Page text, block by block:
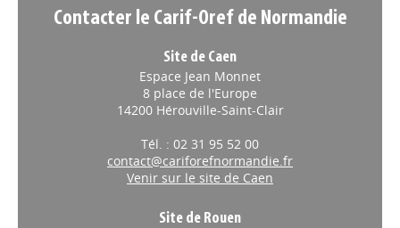
Contacter le Carif-Oref de Normandie
Site de Caen
Espace Jean Monnet
8 place de l'Europe
14200 Hérouville-Saint-Clair
Tél. : 02 31 95 52 00
contact@cariforefnormandie.fr
Venir sur le site de Caen
Site de Rouen